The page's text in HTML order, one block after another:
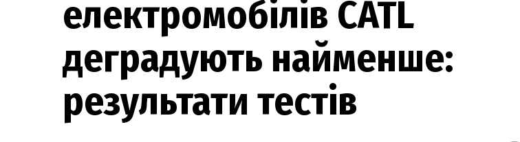
електромобілів CATL
деградують найменше:
результати тестів